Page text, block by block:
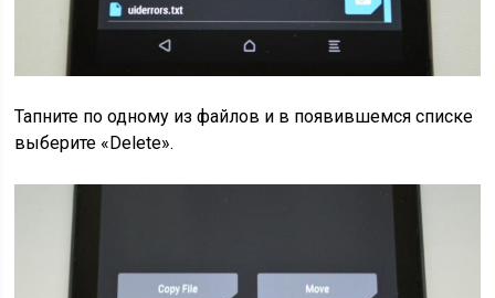
Тапните по одному из файлов и в появившемся списке
выберите «Delete».